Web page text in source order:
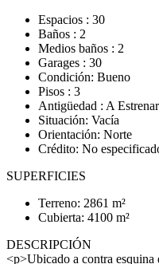
Espacios : 30
Baños : 2
Medios baños : 2
Garages : 30
Condición: Bueno
Pisos : 3
Antigüedad : A Estrenar
Situación: Vacía
Orientación: Norte
Crédito: No
SUPERFICIES
Terreno: 2861 m²
Cubierta: 4100 m²
DESCRIPCIÓN
<p>Ubicado a contra esquina